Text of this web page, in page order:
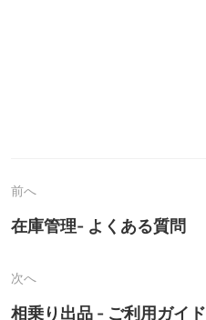
前へ
在庫管理- よくある質問
次へ
相乗り出品 - ご利用ガイド